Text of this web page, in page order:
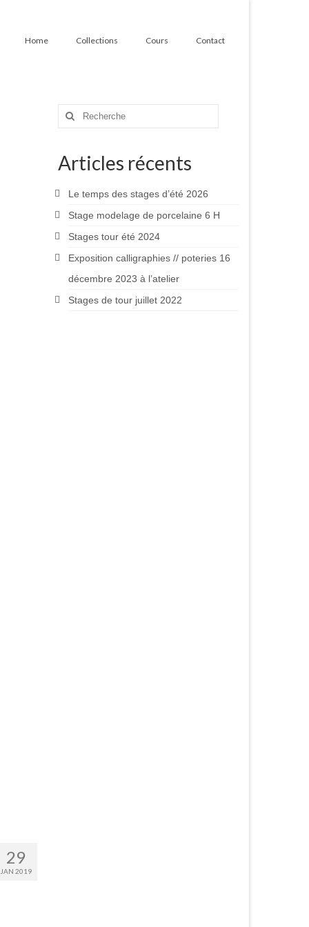
Home Collections Cours Contact
29
JAN 2019
Rechercher
Articles récents
Le temps des stages d’été 2026
Stage modelage de porcelaine 6 H
Stages tour été 2024
Exposition calligraphies // poteries 16
décembre 2023 à l’atelier
Stages de tour juillet 2022